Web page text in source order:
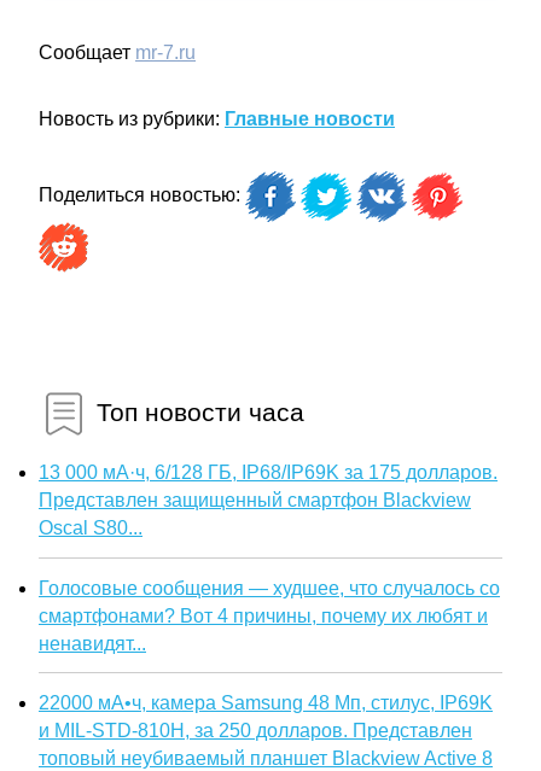
Сообщает mr-7.ru
Новость из рубрики: Главные новости
Поделиться новостью:
Топ новости часа
13 000 мА·ч, 6/128 ГБ, IP68/IP69K за 175 долларов.
Представлен защищенный смартфон Blackview
Oscal S80...
Голосовые сообщения — худшее, что случалось со
смартфонами? Вот 4 причины, почему их любят и
ненавидят...
22000 мА•ч, камера Samsung 48 Мп, стилус, IP69K
и MIL-STD-810H, за 250 долларов. Представлен
топовый неубиваемый планшет Blackview Active 8